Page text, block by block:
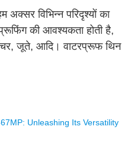
विभिन्न परिदृश्यों का
की आवश्यकता होती है,
जूते, आदि। वाटरप्रूफ थिन
कारण व्यापक रूप से लोकप्रिय